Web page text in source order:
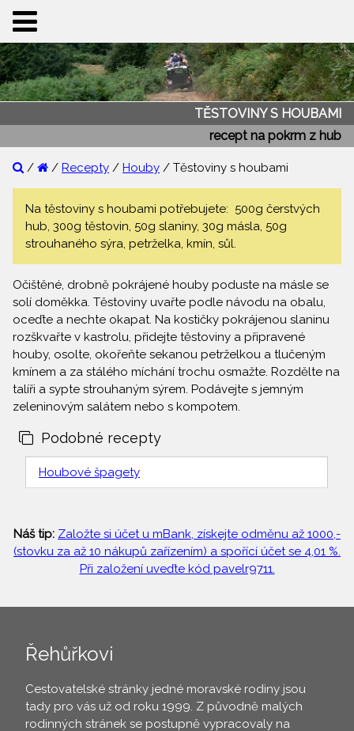
TĚSTOVINY S HOUBAMI
recept na pokrm z hub
/ / Recepty / Houby / Těstoviny s houbami
Na těstoviny s houbami potřebujete: 500g čerstvých
hub, 300g těstovin, 50g slaniny, 30g másla, 50g
strouhaného sýra, petrželka, kmín, sůl.
Očištěné, drobně pokrájené houby poduste na másle se
solí doměkka. Těstoviny uvařte podle návodu na obalu,
oceďte a nechte okapat. Na kostičky pokrájenou slaninu
rozškvařte v kastrolu, přidejte těstoviny a připravené
houby, osolte, okořeňte sekanou petrželkou a tlučeným
kmínem a za stálého míchání trochu osmažte. Rozdělte na
talíři a sypte strouhaným sýrem. Podávejte s jemným
zeleninovým salátem nebo s kompotem.
Podobné recepty
Houbové špagety
Náš tip: Založte si účet u mBank, získejte odměnu až 1000,-
(stovku za až 10 nákupů zařízením) a spořící účet se 4,01 %.
Při založení uveďte kód pavelr9711.
Řehůřkovi
Cestovatelské stránky jedné moravské rodiny jsou
tady pro vás už od roku 1999. Z původně malých
rodinných stránek se postupně vypracovaly na